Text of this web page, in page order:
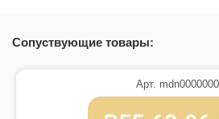
Сопуствующие товары:
Арт.